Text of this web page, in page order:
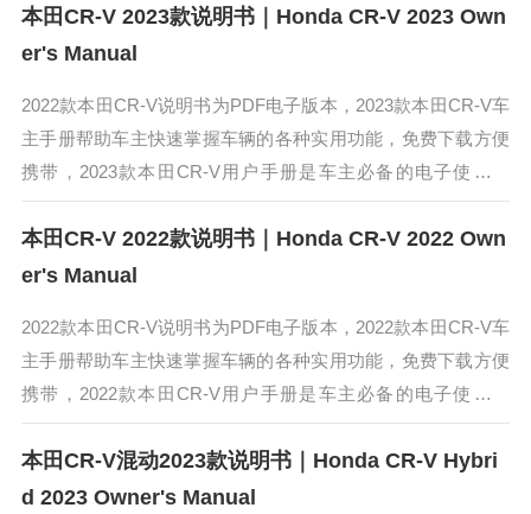
本田CR-V 2023款说明书｜Honda CR-V 2023 Own
er's Manual
2022款本田CR-V说明书为PDF电子版本，2023款本田CR-V车
主手册帮助车主快速掌握车辆的各种实用功能，免费下载方便
携带，2023款本田CR-V用户手册是车主必备的电子使用手
册。2022款本田CR-V采用本田家族式最新设计语言，前脸...
本田CR-V 2022款说明书｜Honda CR-V 2022 Own
er's Manual
2022款本田CR-V说明书为PDF电子版本，2022款本田CR-V车
主手册帮助车主快速掌握车辆的各种实用功能，免费下载方便
携带，2022款本田CR-V用户手册是车主必备的电子使用手
册。2022款本田CR-V采用全新设计语言，进气格栅更具立...
本田CR-V混动2023款说明书｜Honda CR-V Hybri
d 2023 Owner's Manual